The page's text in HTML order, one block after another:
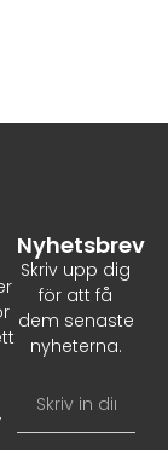
Nyhetsbrev
Skriv upp dig
för att få
dem senaste
nyheterna.